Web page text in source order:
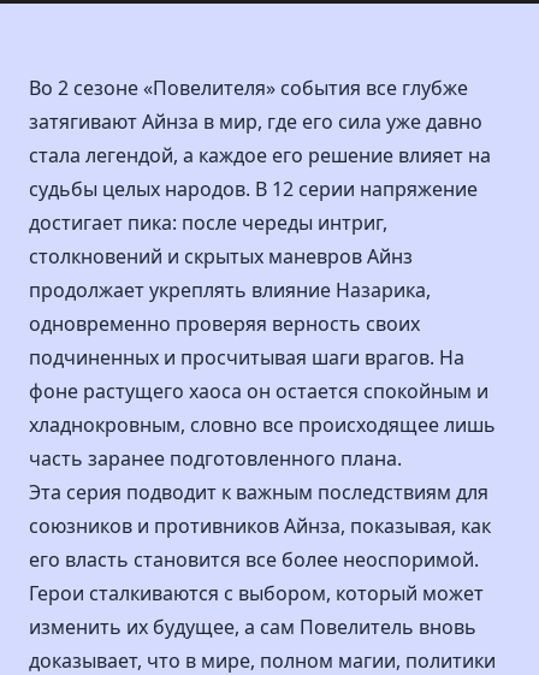
Во 2 сезоне «Повелителя» события все глубже
затягивают Айнза в мир, где его сила уже давно
стала легендой, а каждое его решение влияет на
судьбы целых народов. В 12 серии напряжение
достигает пика: после череды интриг,
столкновений и скрытых маневров Айнз
продолжает укреплять влияние Назарика,
одновременно проверяя верность своих
подчиненных и просчитывая шаги врагов. На
фоне растущего хаоса он остается спокойным и
хладнокровным, словно все происходящее лишь
часть заранее подготовленного плана.
Эта серия подводит к важным последствиям для
союзников и противников Айнза, показывая, как
его власть становится все более неоспоримой.
Герои сталкиваются с выбором, который может
изменить их будущее, а сам Повелитель вновь
доказывает, что в мире, полном магии, политики